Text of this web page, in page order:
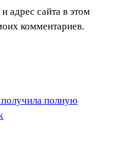
адрес сайта в этом
комментариев.
полную